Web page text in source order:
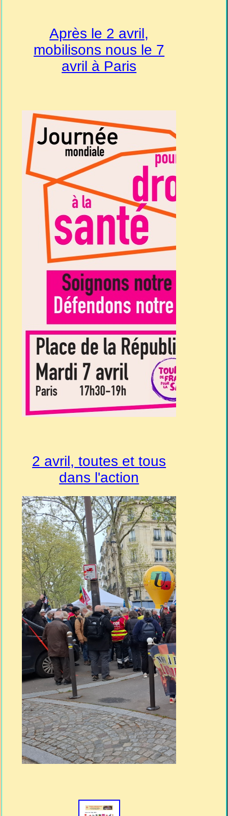
Après le 2 avril,
mobilisons nous le 7
avril à Paris
2 avril, toutes et tous
dans l'action